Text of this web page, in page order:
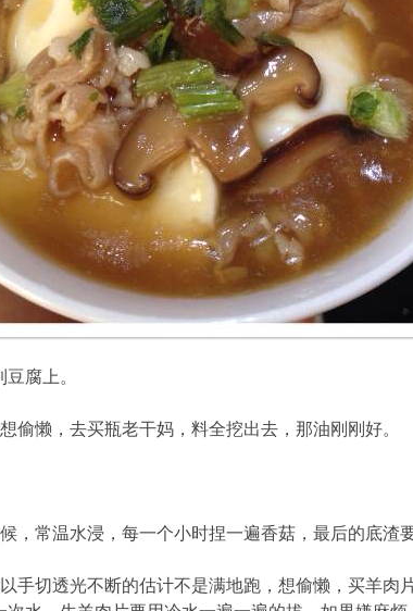
腐上。
偷懒，去买瓶老干妈，料全挖出去，那油刚刚好。
，常温水浸，每一个小时捏一遍香菇，最后的底渣要
手切透光不断的估计不是满地跑，想偷懒，买羊肉